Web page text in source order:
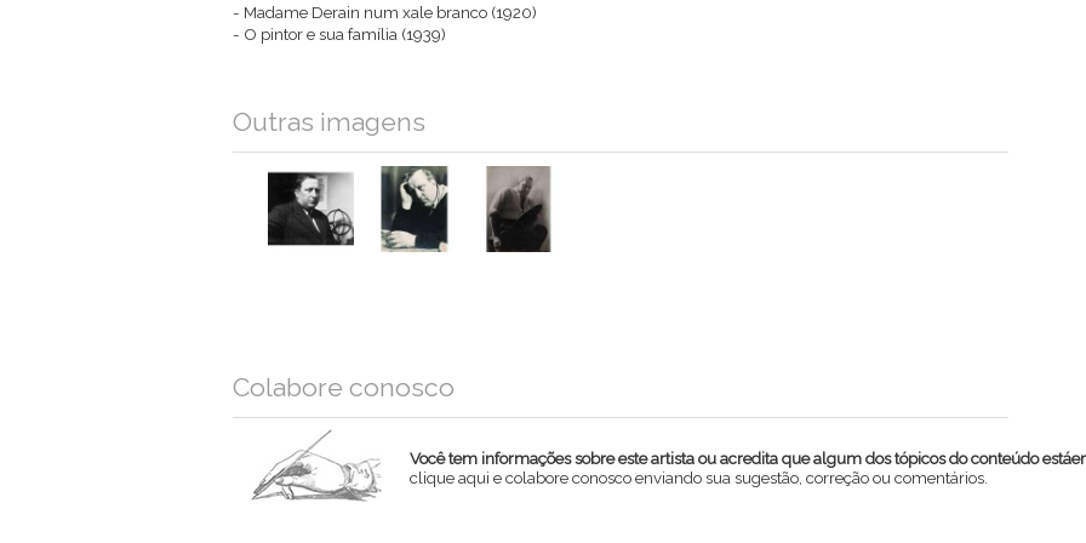
- Madame Derain num xale branco (1920)
- O pintor e sua família (1939)
Outras imagens
Colabore conosco
Você tem informações sobre este artista ou acredita que algum dos tópicos do conteúdo
clique aqui e colabore conosco enviando sua sugestão, correção ou comentários.